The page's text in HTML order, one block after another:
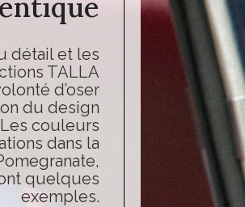
détail et les
TALLA
d’oser
du design
couleurs
dans la
quelques
exemples.